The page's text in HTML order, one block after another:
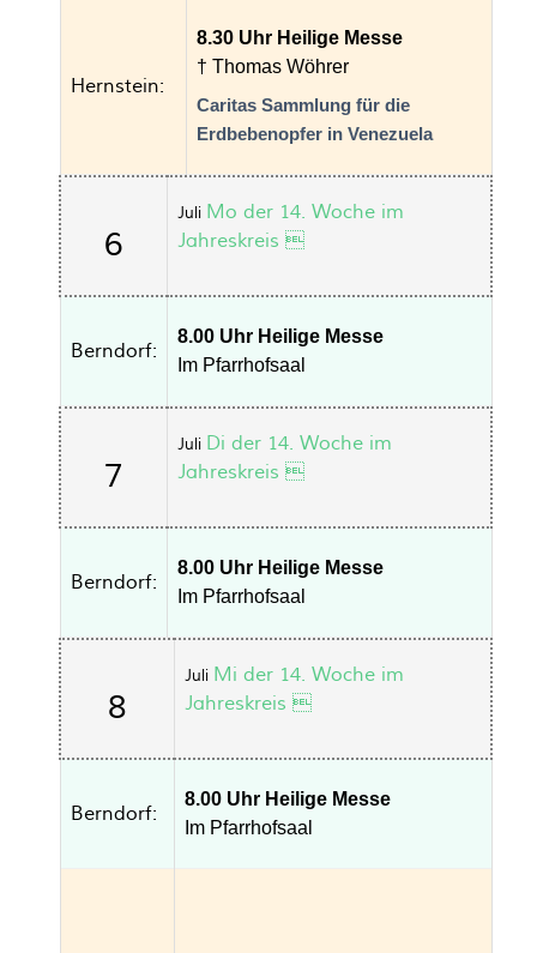
Hernstein:
8.30 Uhr Heilige Messe
† Thomas Wöhrer
Caritas Sammlung für die
Erdbebenopfer in Venezuela
6
Juli Mo der 14. Woche im
Jahreskreis 
Berndorf:
8.00 Uhr Heilige Messe
Im Pfarrhofsaal
7
Juli Di der 14. Woche im
Jahreskreis 
Berndorf:
8.00 Uhr Heilige Messe
Im Pfarrhofsaal
8
Juli Mi der 14. Woche im
Jahreskreis 
Berndorf:
8.00 Uhr Heilige Messe
Im Pfarrhofsaal